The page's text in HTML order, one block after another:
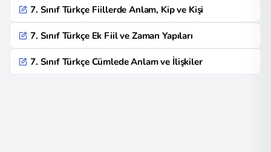
7. Sınıf Türkçe Fiillerde Anlam, Kip ve Kişi
7. Sınıf Türkçe Ek Fiil ve Zaman Yapıları
7. Sınıf Türkçe Cümlede Anlam ve İlişkiler